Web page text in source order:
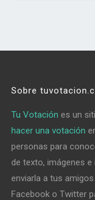
Sobre
Tu Votación es un
hacer una votación
personas para
de texto, imágenes
enviarla a tus
Facebook o Twitter